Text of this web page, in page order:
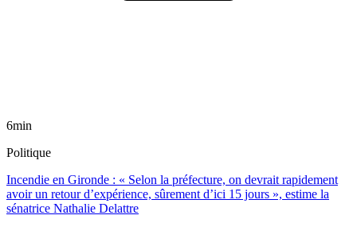
6min
Politique
Incendie en Gironde : « Selon la préfecture, on devrait rapidement
avoir un retour d’expérience, sûrement d’ici 15 jours », estime la
sénatrice Nathalie Delattre